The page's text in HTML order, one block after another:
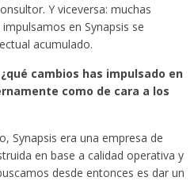
Y viceversa: muchas
en Synapsis se
acumulado.
cambios has impulsado en
como de cara a los
Synapsis era una empresa de
en base a calidad operativa y
desde entonces es dar un